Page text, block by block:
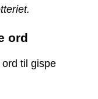
ord
til gispe